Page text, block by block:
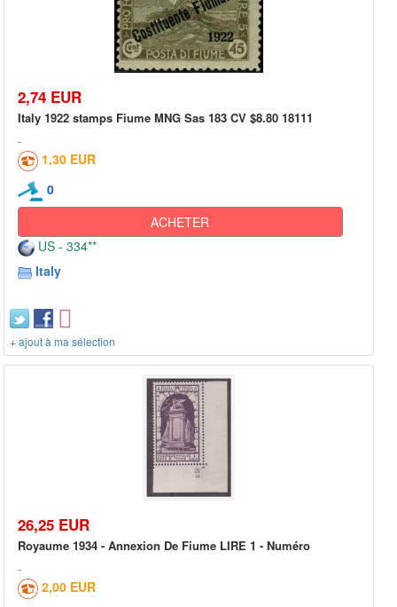
2,74 EUR
Italy 1922 stamps Fiume MNG Sas 183 CV $8.80 18111
1,30 EUR
0
ACHETER
US - 334**
Italy
+ ajout à ma sélection
26,25 EUR
Royaume 1934 - Annexion De Fiume LIRE 1 - Numéro
2,00 EUR